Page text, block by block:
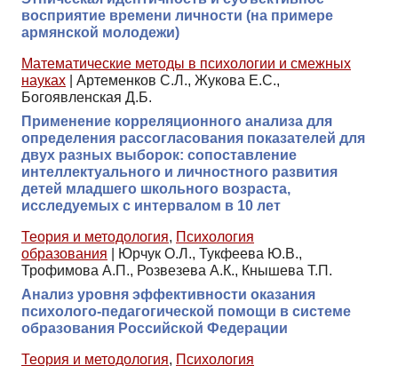
восприятие времени личности (на примере
армянской молодежи)
Математические методы в психологии и смежных
науках
Артеменков С.Л., Жукова Е.С.,
Богоявленская Д.Б.
Применение корреляционного анализа для
определения рассогласования показателей для
двух разных выборок: сопоставление
интеллектуального и личностного развития
детей младшего школьного возраста,
исследуемых с интервалом в 10 лет
Теория и методология, Психология
образования
Юрчук О.Л., Тукфеева Ю.В.,
Трофимова А.П., Розвезева А.К., Кнышева Т.П.
Анализ уровня эффективности оказания
психолого-педагогической помощи в системе
образования Российской Федерации
Теория и методология, Психология